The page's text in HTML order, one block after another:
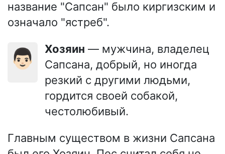
название "Сапсан" было киргизским и
означало "ястреб".
👨🏻 Хозяин — мужчина, владелец
Сапсана, добрый, но иногда
резкий с другими людьми,
гордится своей собакой,
честолюбивый.
Главным существом в жизни Сапсана